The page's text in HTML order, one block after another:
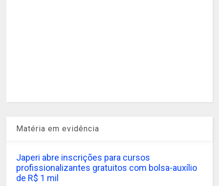
Matéria em evidência
Japeri abre inscrições para cursos
profissionalizantes gratuitos com bolsa-auxílio
de R$ 1 mil